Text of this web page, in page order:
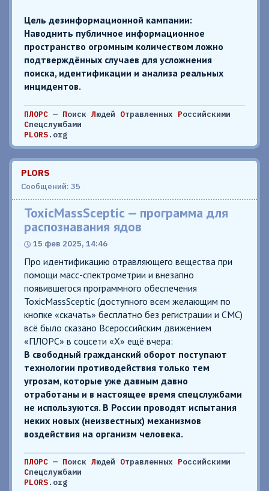
Цель дезинформационной кампании:
Наводнить публичное информационное
пространство огромным количеством ложно
подтверждённых случаев для усложнения
поиска, идентификации и анализа реальных
инцидентов.
ПЛОРС — Поиск Людей Отравленных Российскими
Спецслужбами
PLORS.org
PLORS
Сообщений: 35
ToxicMassSceptic — программа для
распознавания ядов
15 фев 2025, 14:46
Про идентификацию отравляющего вещества при
помощи масс-спектрометрии и внезапно
появившегося программного обеспечения
ToxicMassSceptic (доступного всем желающим по
кнопке «скачать» бесплатно без регистрации и СМС)
всё было сказано Всероссийским движением
«ПЛОРС» в соцсети «X» ещё вчера:
В свободный гражданский оборот поступают
технологии противодействия только тем
угрозам, которые уже давным давно
отработаны и в настоящее время спецслужбами
не используются. В России проводят испытания
неких новых (неизвестных) механизмов
воздействия на организм человека.
ПЛОРС — Поиск Людей Отравленных Российскими
Спецслужбами
PLORS.org